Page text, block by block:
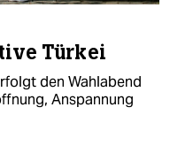
Türkei
den Wahlabend
Anspannung